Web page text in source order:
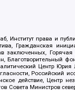
Институт права и
Гражданская
заключенных,
Центр
Российский
действие, Центр
Министров